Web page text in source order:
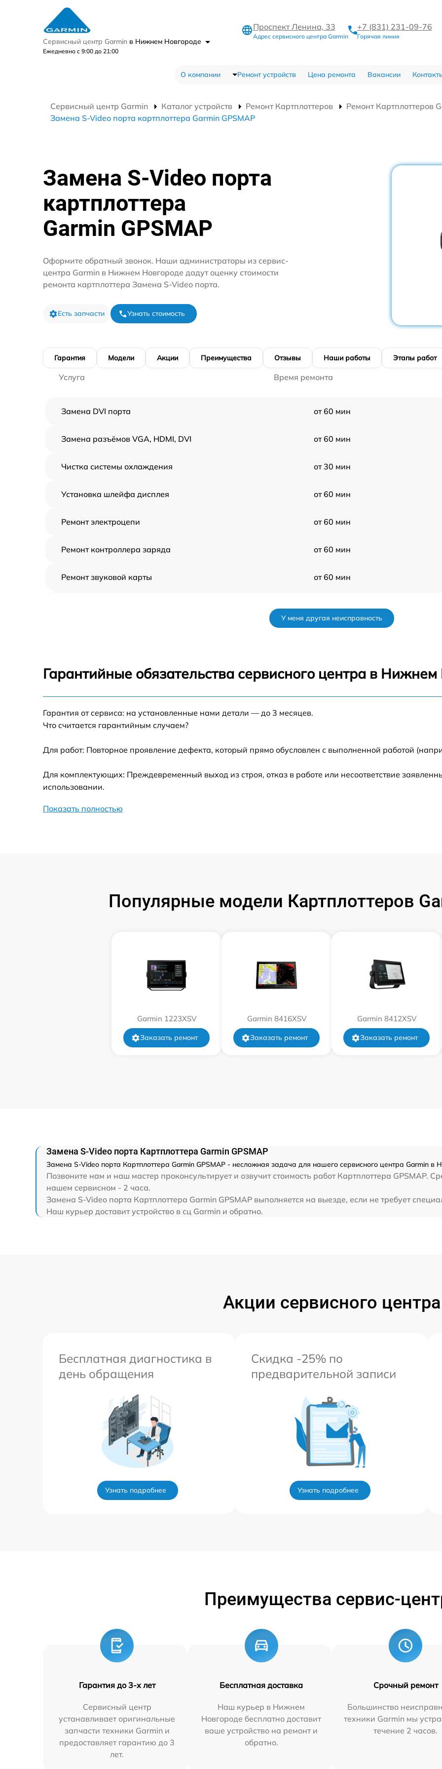
Сервисный центр Garmin в Нижнем Новгороде
Ежедневно с 9:00 до 21:00
Проспект Ленина, 33
Адрес сервисного центра Garmin
+7 (831) 231-09-76
Горячая линия
О компании Ремонт устройств Цена ремонта Вакансии
Сервисный центр Garmin Каталог устройств Ремонт Картплоттеров
Ремонт Картплоттеров
Замена S-Video порта картплоттера Garmin GPSMAP
Замена S-Video порта
картплоттера
Garmin GPSMAP
Оформите обратный звонок. Наши администраторы из сервис-
центра Garmin в Нижнем Новгороде дадут оценку стоимости
ремонта картплоттера Замена S-Video порта.
Есть запчасти Узнать стоимость
Гарантия Модели Акции Преимущества Отзывы Наши работы Этапы работ
Услуга Время ремонта
Замена DVI порта от 60 мин
Замена разъёмов VGA, HDMI, DVI от 60 мин
Чистка системы охлаждения от 30 мин
Установка шлейфа дисплея от 60 мин
Ремонт электроцепи от 60 мин
Ремонт контроллера заряда от 60 мин
Ремонт звуковой карты от 60 мин
Замена станции airport
Замена батареи от 30 мин
Ремонт цепи питания от 60 мин
У меня другая неисправность
Гарантийные обязательства сервисного центра в
Гарантия от сервиса: на установленные нами детали — до 3 месяцев.
Что считается гарантийным случаем?
Для работ: Повторное проявление дефекта, который прямо обусловлен с выполненной работой
Для комплектующих: Преждевременный выход из строя, отказ в работе или несоответствие
использовании.
Показать полностью
Популярные модели Картплоттеров
Garmin 1223XSV
Заказать ремонт
Garmin 8416XSV
Заказать ремонт
Garmin 8412XSV
Заказать ремонт
Замена S-Video порта Картплоттера Garmin GPSMAP
Замена S-Video порта Картплоттера Garmin GPSMAP - несложная задача для нашего сервисного центра Garmin
Позвоните нам и наш мастер проконсультирует и озвучит стоимость работ Картплоттера GPSMAP.
нашем сервисном - 2 часа.
Замена S-Video порта Картплоттера Garmin GPSMAP выполняется на выезде, если не требует
Наш курьер доставит устройство в сц Garmin и обратно.
Акции сервисного центра
Бесплатная диагностика в
день обращения
Узнать подробнее
Скидка -25% по
предварительной записи
Узнать подробнее
Преимущества сервис-
Гарантия до 3-х лет
Сервисный центр
устанавливает оригинальные
запчасти техники Garmin и
предоставляет гарантию до 3
лет.
Бесплатная доставка
Наш курьер в Нижнем
Новгороде бесплатно доставит
ваше устройство на ремонт и
обратно.
Срочный ремонт
Большинство
техники Garmin мы
течение 2 часов.